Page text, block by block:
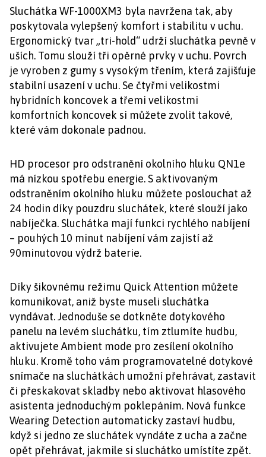
Sluchátka WF-1000XM3 byla navržena tak, aby
poskytovala vylepšený komfort i stabilitu v uchu.
Ergonomický tvar „tri-hold“ udrží sluchátka pevně v
uších. Tomu slouží tři opěrné prvky v uchu. Povrch
je vyroben z gumy s vysokým třením, která zajišťuje
stabilní usazení v uchu. Se čtyřmi velikostmi
hybridních koncovek a třemi velikostmi
komfortních koncovek si můžete zvolit takové,
které vám dokonale padnou.
HD procesor pro odstranění okolního hluku QN1e
má nízkou spotřebu energie. S aktivovaným
odstraněním okolního hluku můžete poslouchat až
24 hodin díky pouzdru sluchátek, které slouží jako
nabíječka. Sluchátka mají funkci rychlého nabíjení
– pouhých 10 minut nabíjení vám zajistí až
90minutovou výdrž baterie.
Díky šikovnému režimu Quick Attention můžete
komunikovat, aniž byste museli sluchátka
vyndávat. Jednoduše se dotkněte dotykového
panelu na levém sluchátku, tím ztlumíte hudbu,
aktivujete Ambient mode pro zesílení okolního
hluku. Kromě toho vám programovatelné dotykové
snímače na sluchátkách umožní přehrávat, zastavit
či přeskakovat skladby nebo aktivovat hlasového
asistenta jednoduchým poklepáním. Nová funkce
Wearing Detection automaticky zastaví hudbu,
když si jedno ze sluchátek vyndáte z ucha a začne
opět přehrávat, jakmile si sluchátko umístíte zpět.